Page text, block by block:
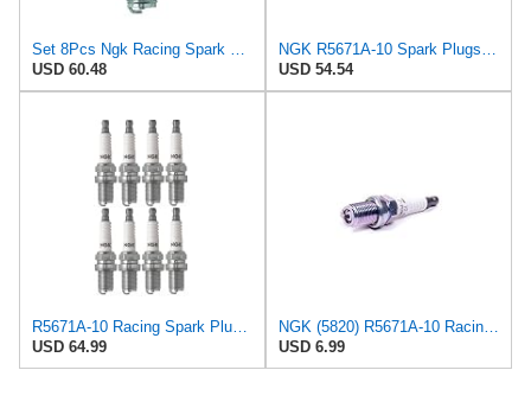
Set 8Pcs Ngk Racing Spark Plugs Stock 5820 Nickel Core Tip Standard 0 020In R5671A 10
USD 60.48
NGK R5671A-10 Spark Plugs V Power Turbo Nitrous Supercharged (Qty 8) 5820 Sbc Bbc
USD 54.54
R5671A-10 Racing Spark Plugs 5820 | Set of 8 | High-Performance Plugs for Race & High-Compression
USD 64.99
NGK (5820) R5671A-10 Racing Spark Plug, Pack of 1
USD 6.99